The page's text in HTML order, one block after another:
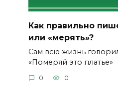
Как правильно
или «мерять»?
Сам всю жизнь
«Померяй это платье»
0 0